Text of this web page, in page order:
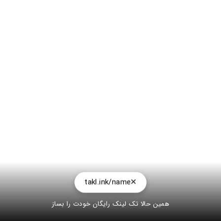
takl.ink/name
همین حالا تک لینک رایگان خودت را بساز